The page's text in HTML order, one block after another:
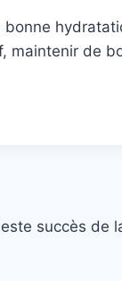
maintenir de
succès de